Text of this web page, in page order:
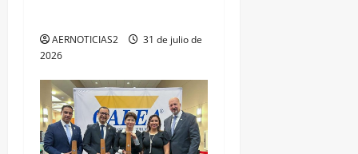
AERNOTICIAS2
31 de julio de
2026